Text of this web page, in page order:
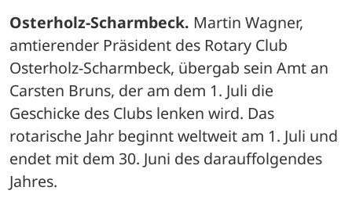
Osterholz-Scharmbeck. Martin Wagner,
amtierender Präsident des Rotary Club
Osterholz-Scharmbeck, übergab sein Amt an
Carsten Bruns, der am dem 1. Juli die
Geschicke des Clubs lenken wird. Das
rotarische Jahr beginnt weltweit am 1. Juli und
endet mit dem 30. Juni des darauffolgendes
Jahres.